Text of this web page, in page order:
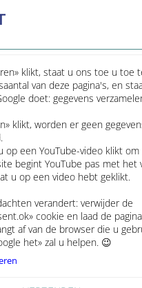
VERZENDEN
klikt, staat u ons toe u toe
van deze pagina's, en
doet: gegevens
klikt, worden er geen
op een YouTube-video klikt
begint YouTube pas met het
u op een video hebt geklikt.
verandert: verwijder de
cookie en laad de
af van de browser die u
het» zal u helpen. 😉